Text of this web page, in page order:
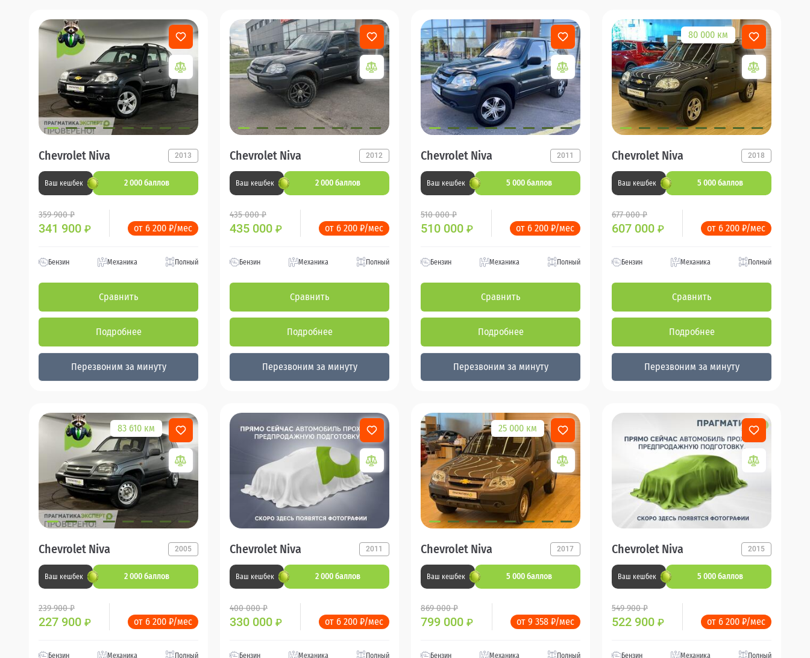
Chevrolet Niva 2013
Ваш кешбек 2 000 баллов
359 900 ₽
341 900 ₽ от 6 200 ₽/мес
Бензин Механика Полный
Сравнить
Подробнее
Перезвоним за минуту
Chevrolet Niva 2012
Ваш кешбек 2 000 баллов
435 000 ₽
435 000 ₽ от 6 200 ₽/мес
Бензин Механика Полный
Сравнить
Подробнее
Перезвоним за минуту
Chevrolet Niva 2011
Ваш кешбек 5 000 баллов
510 000 ₽
510 000 ₽ от 6 200 ₽/мес
Бензин Механика Полный
Сравнить
Подробнее
Перезвоним за минуту
80 000 км
Chevrolet Niva 2018
Ваш кешбек 5 000 баллов
677 000 ₽
607 000 ₽ от 6 200 ₽/мес
Бензин Механика Полный
Сравнить
Подробнее
Перезвоним за минуту
83 610 км
Chevrolet Niva 2005
Ваш кешбек 2 000 баллов
239 900 ₽
227 900 ₽ от 6 200 ₽/мес
Бензин Механика Полный
Chevrolet Niva 2011
Ваш кешбек 2 000 баллов
400 000 ₽
330 000 ₽ от 6 200 ₽/мес
Бензин Механика Полный
25 000 км
Chevrolet Niva 2017
Ваш кешбек 5 000 баллов
869 000 ₽
799 000 ₽ от 9 358 ₽/мес
Бензин Механика Полный
Chevrolet Niva 2015
Ваш кешбек 5 000 баллов
549 900 ₽
522 900 ₽ от 6 200 ₽/мес
Бензин Механика Полный